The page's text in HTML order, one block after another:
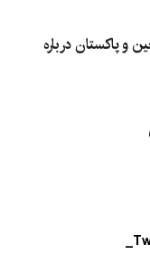
و پاکستان درباره